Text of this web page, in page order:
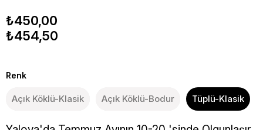
₺450,00
₺454,50
Renk
Açık Köklü-Klasik Açık Köklü-Bodur Tüplü-Klasik